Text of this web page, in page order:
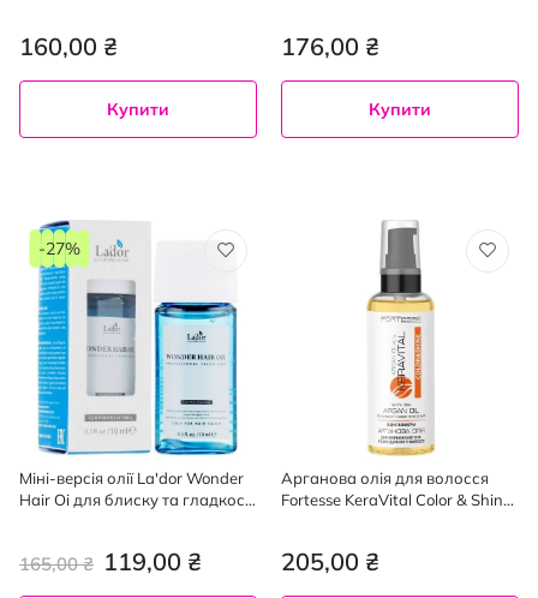
160,00 ₴
Купити
176,00 ₴
Купити
Міні-версія олії La'dor Wonder
Hair Oi для блиску та гладкості
119,00 ₴
165,00 ₴
-27%
Арганова олія для волосся
Fortesse KeraVital Color & Shine
205,00 ₴